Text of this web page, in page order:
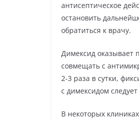
антисептическое
остановить
обратиться к врачу.
Димексид оказывает
совмещать с
2-3 раза в сутки,
с димексидом
В некоторых